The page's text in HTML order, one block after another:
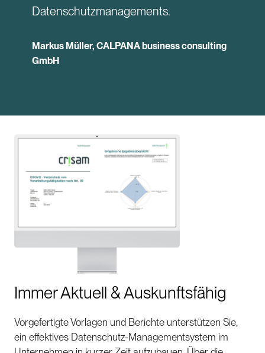
Datenschutzmanagements.
Markus Müller, CALPANA business consulting
GmbH
Immer Aktuell & Auskunftsfähig
Vorgefertigte Vorlagen und Berichte unterstützen Sie,
ein effektives Datenschutz-Managementsystem im